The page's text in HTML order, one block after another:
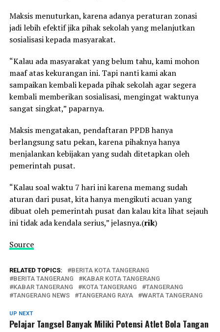
Maksis menuturkan, karena adanya peraturan zonasi
jadi lebih efektif jika pihak sekolah yang melanjutkan
sosialisasi kepada masyarakat.
“Kalau ada masyarakat yang belum tahu, kami mohon
maaf atas kekurangan ini. Tapi nanti kami akan
sampaikan kembali kepada pihak sekolah agar segera
kembali memberikan sosialisasi, mengingat waktunya
sangat singkat,” paparnya.
Maksis mengatakan, pendaftaran PPDB hanya
berlangsung satu pekan, karena pihaknya hanya
menjalankan kebijakan yang sudah ditetapkan oleh
pemerintah pusat.
“Kalau soal waktu 7 hari ini karena memang sudah
aturan dari pusat, kita hanya mengikuti acuan yang
dibuat oleh pemerintah pusat dan kalau kita lihat sejauh
ini tidak ada kendala serius,” jelasnya.(rik)
Source
RELATED TOPICS:
BERITA KOTA TANGERANG
BERITA TANGERANG
KABAR KOTA TANGERANG
KABAR TANGERANG
KOTA TANGERANG
TANGERANG
TANGERANG NEWS
TANGERANG RAYA WARTA TANGERANG
UP NEXT
Pelajar Tangsel Banyak Miliki Potensi Atlet Bola Tangan